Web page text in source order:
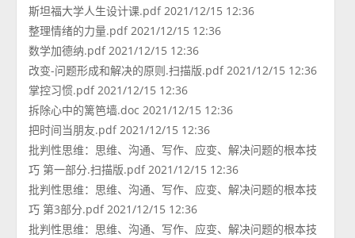
斯坦福大学人生设计课.pdf 2021/12/15 12:36
整理情绪的力量.pdf 2021/12/15 12:36
数学加德纳.pdf 2021/12/15 12:36
改变-问题形成和解决的原则.扫描版.pdf 2021/12/15 12:36
掌控习惯.pdf 2021/12/15 12:36
拆除心中的篱笆墙.doc 2021/12/15 12:36
把时间当朋友.pdf 2021/12/15 12:36
批判性思维：思维、沟通、写作、应变、解决问题的根本技
巧 第一部分.扫描版.pdf 2021/12/15 12:36
批判性思维：思维、沟通、写作、应变、解决问题的根本技
巧 第3部分.pdf 2021/12/15 12:36
批判性思维：思维、沟通、写作、应变、解决问题的根本技